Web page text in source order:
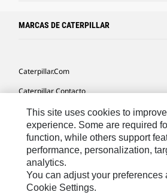
MARCAS DE CATERPILLAR
Caterpillar.com
Caterpillar Contacto
Mis Preferencias De Marketing
Site Map
Cookie Settings
Legal
Privacy
This site uses cookies to
experience. Some are required
function, while others support
performance, personalization,
analytics.
You can adjust your preferences
Cookie Settings.